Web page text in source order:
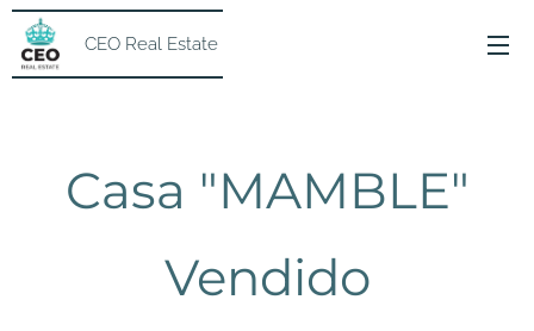
CEO Real Estate
Casa "MAMBLE"
Vendido